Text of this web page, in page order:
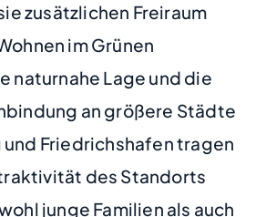
zusätzlichen Freiraum
im Grünen
naturnahe Lage und die
an größere Städte
und Friedrichshafen tragen
des Standorts
junge Familien als auch